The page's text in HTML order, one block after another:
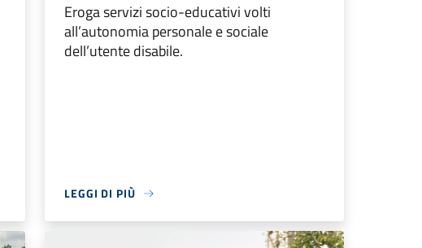
Eroga servizi socio-educativi volti
all’autonomia personale e sociale
dell’utente disabile.
LEGGI DI PIÙ